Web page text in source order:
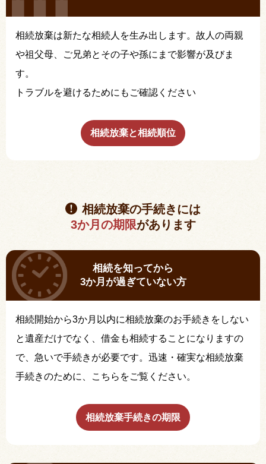
相続放棄は新たな相続人を生み出します。故人の両親
や祖父母、ご兄弟とその子や孫にまで影響が及びま
す。
トラブルを避けるためにもご確認ください
相続放棄と相続順位
相続放棄の手続きには
3か月の期限があります
相続を知ってから
3か月が過ぎていない方
相続開始から3か月以内に相続放棄のお手続きをしない
と遺産だけでなく、借金も相続することになりますの
で、急いで手続きが必要です。迅速・確実な相続放棄
手続きのために、こちらをご覧ください。
相続放棄手続きの期限